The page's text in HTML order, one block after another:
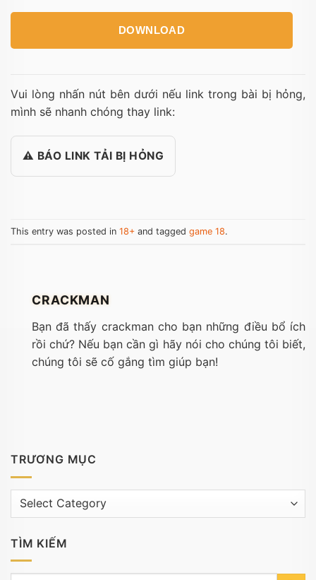
DOWNLOAD
Vui lòng nhấn nút bên dưới nếu link trong bài bị hỏng,
mình sẽ nhanh chóng thay link:
⚠️ BÁO LINK TẢI BỊ HỎNG
This entry was posted in 18+ and tagged game 18.
CRACKMAN
Bạn đã thấy crackman cho bạn những điều bổ ích
rồi chứ? Nếu bạn cần gì hãy nói cho chúng tôi biết,
chúng tôi sẽ cố gắng tìm giúp bạn!
TRƯƠNG MỤC
Trương
TÌM KIẾM